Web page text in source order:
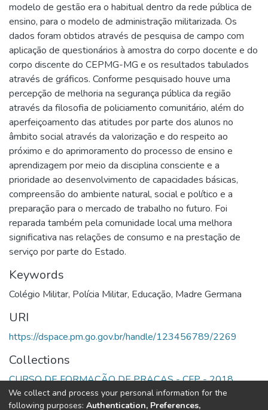
modelo de gestão era o habitual dentro da rede pública de
ensino, para o modelo de administração militarizada. Os
dados foram obtidos através de pesquisa de campo com
aplicação de questionários à amostra do corpo docente e do
corpo discente do CEPMG-MG e os resultados tabulados
através de gráficos. Conforme pesquisado houve uma
percepção de melhoria na segurança pública da região
através da filosofia de policiamento comunitário, além do
aperfeiçoamento das atitudes por parte dos alunos no
âmbito social através da valorização e do respeito ao
próximo e do aprimoramento do processo de ensino e
aprendizagem por meio da disciplina consciente e a
prioridade ao desenvolvimento de capacidades básicas,
compreensão do ambiente natural, social e político e a
preparação para o mercado de trabalho no futuro. Foi
reparada também pela comunidade local uma melhora
significativa nas relações de consumo e na prestação de
serviço por parte do Estado.
Keywords
Colégio Militar, Polícia Militar, Educação, Madre Germana
URI
https://dspace.pm.go.gov.br/handle/123456789/2269
Collections
CURSO DE FORMAÇÃO DE PRAÇAS - CFP - 2018
Full item page
We collect and process your personal information for the
following purposes: Authentication, Preferences,